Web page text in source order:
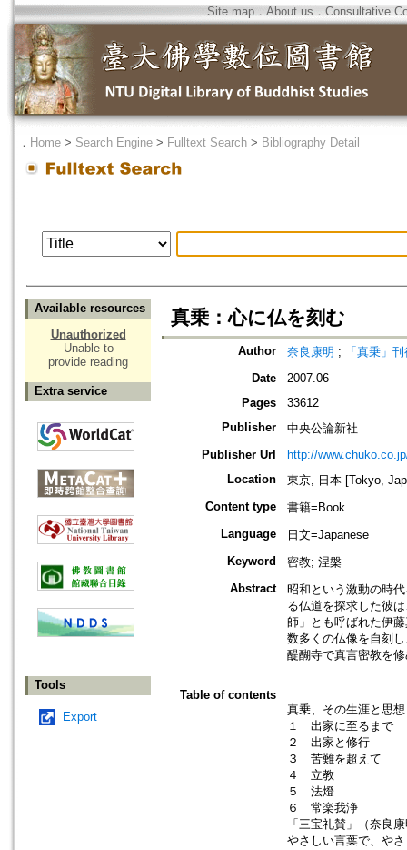
Site map．About us ． Consultative
． Home > Search Engine > Fulltext Search > Bibliography Detail
Available resources
Unauthorized
Unable to
provide reading
Extra service
Tools
Export
真乗：心に仏を刻む
Author 奈良康明 ;
「真乗」
Date
2007.06
Pages
33612
Publisher
中央公論新社
Publisher Url
http://
Location
東京, 日本 [Tokyo,
Content type
書籍=Book
Language
日文=Japanese
Keyword
密教; 涅槃
Abstract
昭和という激動の時
る仏道を探求した彼
師」とも呼ばれた伊
数多くの仏像を自刻
醍醐寺で真言密教を
Table of contents
真乗、その生涯と思
１ 出家に至るまで
２ 出家と修行
３ 苦難を超えて
４ 立教
５ 法燈
６ 常楽我浄
「三宝礼賛」（奈良
やさしい言葉で、や